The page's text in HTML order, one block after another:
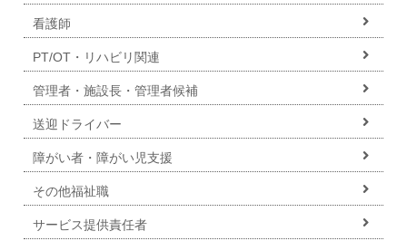
看護師
PT/OT・リハビリ関連
管理者・施設長・管理者候補
送迎ドライバー
障がい者・障がい児支援
その他福祉職
サービス提供責任者